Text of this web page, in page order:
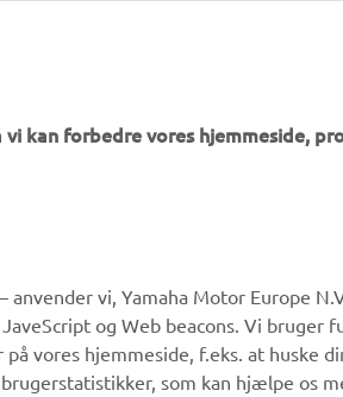
Kundeservice
Reservedelskatalog
Vær den
kan forbedre vores hjemmeside,
vi, Yamaha Motor Europe
og Web beacons. Vi bruger
vores hjemmeside, f.eks. at huske
som kan hjælpe os